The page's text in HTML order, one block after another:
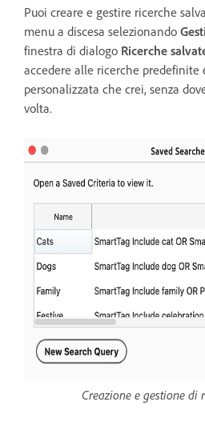
Puoi creare e gestire ricerche
menu a discesa selezionando
finestra di dialogo Ricerche
accedere alle ricerche predefinite
personalizzata che crei, senza
volta.
Creazione e gestione di